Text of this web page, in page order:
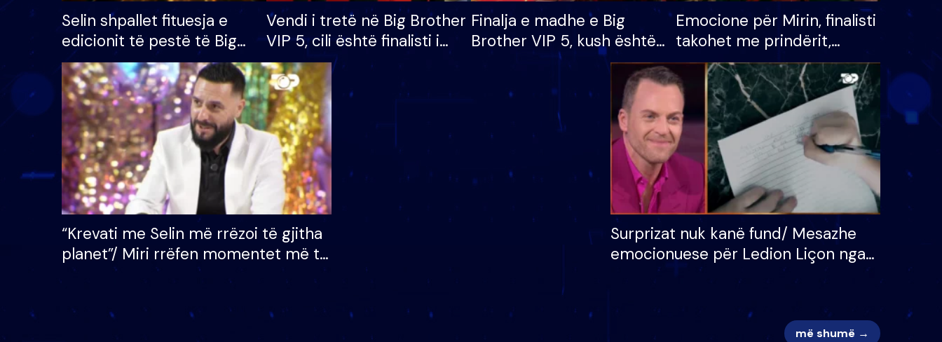
Selin shpallet fituesja e
edicionit të pestë të Big
Brother VIP, rrëmben
çmimin e madh prej 100
mijë eurosh
Vendi i tretë në Big Brother
VIP 5, cili është finalisti i
radhës që lë shtëpinë
Finalja e madhe e Big
Brother VIP 5, kush është
banori i parë që lë shtëpinë
dhe humb mundësinë për
të fituar çmimin e madh
Emocione për Mirin, finalisti
takohet me prindërit,
vajzën dhe bashkëshorten:
S’kemi ndonjë letër divorci
apo jo?
“Krevati me Selin më rrëzoi të gjitha
planet”/ Miri rrëfen momentet më të
bukura në shtëpinë e BB VIP: Do më
Surprizat nuk kanë fund/ Mesazhe
emocionuese për Ledion Liçon nga
nëna dhe fëmijët e tij, moderatori
më shumë →